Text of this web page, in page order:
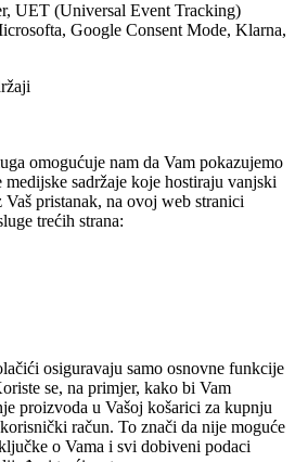
UET (Universal Event Tracking)
Google Consent Mode, Klarna,
omogućuje nam da Vam pokazujemo
sadržaje koje hostiraju vanjski
pristanak, na ovoj web stranici
trećih strana:
osiguravaju samo osnovne funkcije
se, na primjer, kako bi Vam
proizvoda u Vašoj košarici za kupnju
račun. To znači da nije moguće
o Vama i svi dobiveni podaci